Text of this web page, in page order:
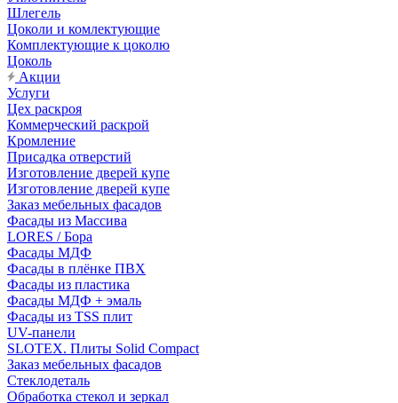
Шлегель
Цоколи и комлектующие
Комплектующие к цоколю
Цоколь
Акции
Услуги
Цех раскроя
Коммерческий раскрой
Кромление
Присадка отверстий
Изготовление дверей купе
Изготовление дверей купе
Заказ мебельных фасадов
Фасады из Массива
LORES / Бора
Фасады МДФ
Фасады в плёнке ПВХ
Фасады из пластика
Фасады МДФ + эмаль
Фасады из TSS плит
UV-панели
SLOTEX. Плиты Solid Compact
Заказ мебельных фасадов
Стеклодеталь
Обработка стекол и зеркал